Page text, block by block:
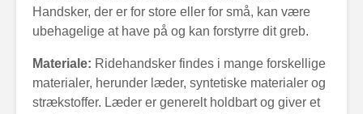
Handsker, der er for store eller for små, kan være
ubehagelige at have på og kan forstyrre dit greb.
Materiale: Ridehandsker findes i mange forskellige
materialer, herunder læder, syntetiske materialer og
strækstoffer. Læder er generelt holdbart og giver et